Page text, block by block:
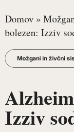
Domov »
bolezen: Izziv
Možgani in živčni
Izziv